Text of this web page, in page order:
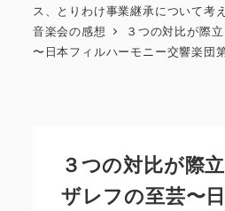
ス、とりわけ事業継承について考
音楽会の感想
３つの対比が際
〜日本フィルハーモニー交響楽団
３つの対比が際
ザレフの至芸〜